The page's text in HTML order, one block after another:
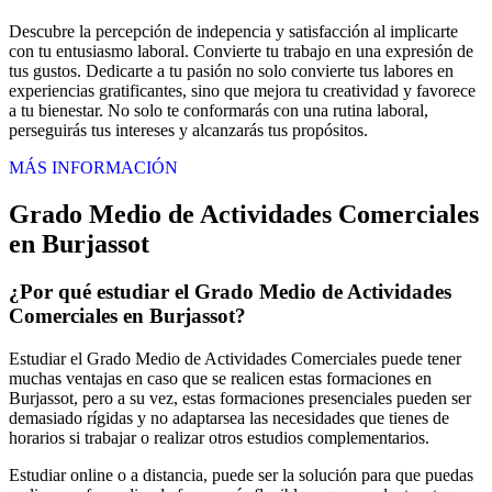
Descubre la percepción de indepencia y satisfacción al implicarte
con tu entusiasmo laboral. Convierte tu trabajo en una expresión de
tus gustos. Dedicarte a tu pasión no solo convierte tus labores en
experiencias gratificantes, sino que mejora tu creatividad y favorece
a tu bienestar. No solo te conformarás con una rutina laboral,
perseguirás tus intereses y alcanzarás tus propósitos.
MÁS INFORMACIÓN
Grado Medio de Actividades Comerciales
en Burjassot
¿Por qué estudiar el Grado Medio de Actividades
Comerciales en Burjassot?
Estudiar el Grado Medio de Actividades Comerciales puede tener
muchas ventajas en caso que se realicen estas formaciones en
Burjassot, pero a su vez, estas formaciones presenciales pueden ser
demasiado rígidas y no adaptarsea las necesidades que tienes de
horarios si trabajar o realizar otros estudios complementarios.
Estudiar online o a distancia, puede ser la solución para que puedas